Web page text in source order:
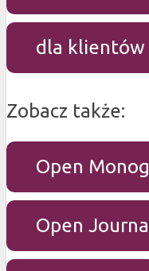
dla klientów
Zobacz także:
Open
Open